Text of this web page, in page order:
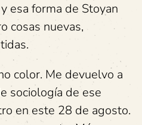
esa forma de Stoyan
cosas nuevas,
color. Me devuelvo a
sociología de ese
en este 28 de agosto.